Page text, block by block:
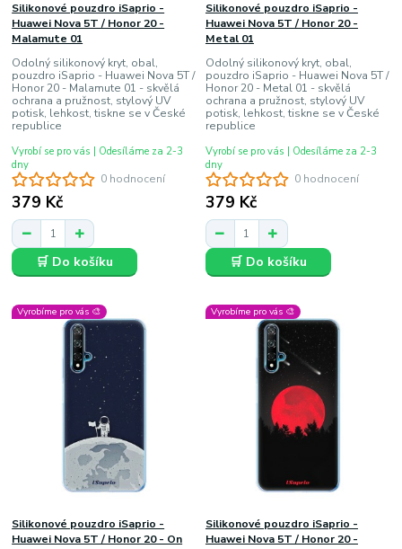
0 hodnocení
Silikonové pouzdro iSaprio -
Huawei Nova 5T / Honor 20 -
Malamute 01
Odolný silikonový kryt, obal,
pouzdro iSaprio - Huawei Nova 5T /
Honor 20 - Malamute 01 - skvělá
ochrana a pružnost, stylový UV
potisk, lehkost, tiskne se v České
republice
379 Kč
Vyrobí se pro vás | Odesíláme za 2-3
dny
🛒 Do košíku
0 hodnocení
Silikonové pouzdro iSaprio -
Huawei Nova 5T / Honor 20 -
Metal 01
Odolný silikonový kryt, obal,
pouzdro iSaprio - Huawei Nova 5T /
Honor 20 - Metal 01 - skvělá
ochrana a pružnost, stylový UV
potisk, lehkost, tiskne se v České
republice
379 Kč
Vyrobí se pro vás | Odesíláme za 2-3
dny
🛒 Do košíku
Vyrobíme pro vás 🎨
Silikonové pouzdro iSaprio -
Huawei Nova 5T / Honor 20 - On
Vyrobíme pro vás 🎨
Silikonové pouzdro iSaprio -
Huawei Nova 5T / Honor 20 -